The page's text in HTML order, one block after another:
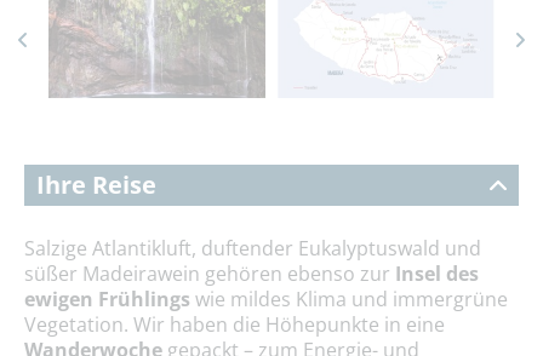
Ihre Reise
Salzige Atlantikluft, duftender Eukalyptuswald und
süßer Madeirawein gehören ebenso zur Insel des
ewigen Frühlings wie mildes Klima und immergrüne
Vegetation. Wir haben die Höhepunkte in eine
Wanderwoche gepackt – zum Energie- und